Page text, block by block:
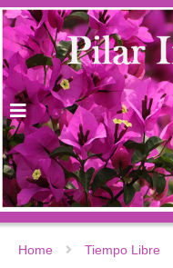
Home Tiempo Libre